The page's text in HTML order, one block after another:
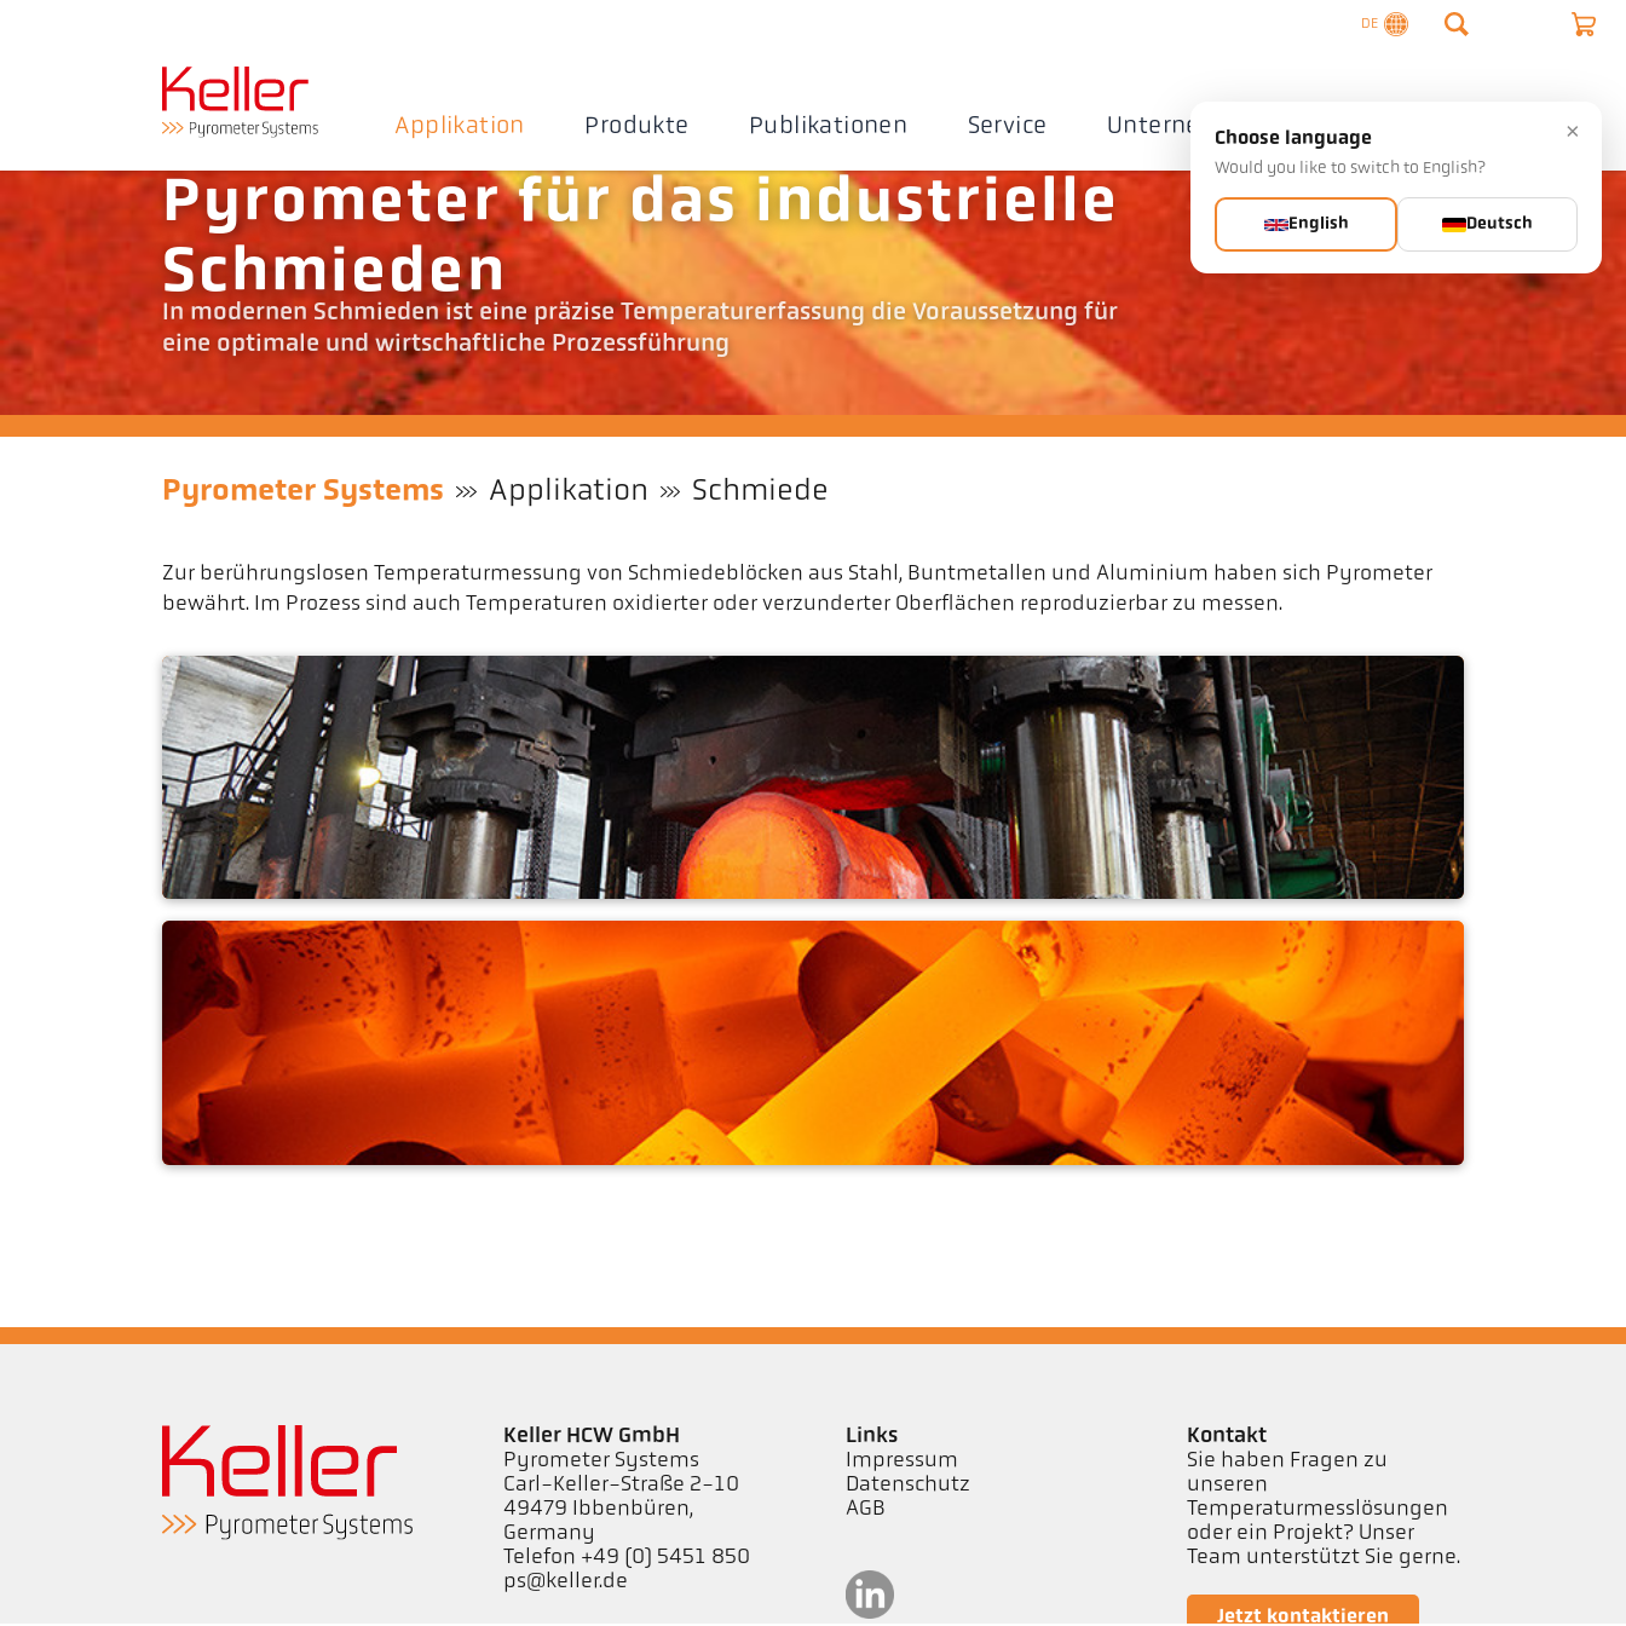
DE
Applikation Produkte Publikationen Service Unternehmen Kontakte
Pyrometer für das industrielle
Schmieden
In modernen Schmieden ist eine präzise Temperaturerfassung die Voraussetzung für
eine optimale und wirtschaftliche Prozessführung
Pyrometer Systems Applikation Schmiede
Zur berührungslosen Temperaturmessung von Schmiedeblöcken aus Stahl, Buntmetallen und Aluminium haben sich Pyrometer
bewährt. Im Prozess sind auch Temperaturen oxidierter oder verzunderter Oberflächen reproduzierbar zu messen.
Freiformschmiede
Keller HCW GmbH
Pyrometer Systems
Carl-Keller-Straße 2-10
49479 Ibbenbüren,
Germany
Telefon +49 (0) 5451 850
ps@keller.de
Links
Impressum
Datenschutz
AGB
Kontakt
Sie haben Fragen zu
unseren
Temperaturmesslösungen
oder ein Projekt? Unser
Team unterstützt Sie gerne.
Jetzt kontaktieren
×
Choose language
Would you like to switch to English?
English Deutsch